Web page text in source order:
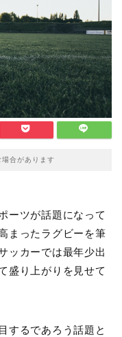
合があります
ーツが話題になって
まったラグビーを筆
ッカーでは最年少出
盛り上がりを見せて
するであろう話題と